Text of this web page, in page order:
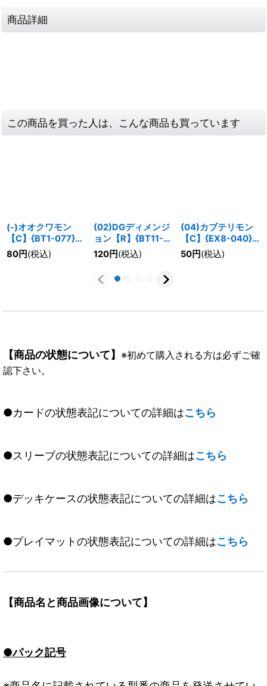
商品詳細
この商品を買った人は、こんな商品も買っています
(-)オオクワモン
【C】{BT1-077}
《緑》
80円(税込)
(02)DGディメンジ
ョン【R】{BT11-
108}《黒》
120円(税込)
(04)カブテリモン
【C】{EX8-040}
《緑》
50円(税込)
【商品の状態について】 ※初めて購入される方は必ずご確
認下さい。
●カードの状態表記についての詳細はこちら
●スリーブの状態表記についての詳細はこちら
●デッキケースの状態表記についての詳細はこちら
●プレイマットの状態表記についての詳細はこちら
【商品名と商品画像について】
●パック記号